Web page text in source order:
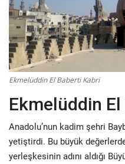
Video
Kültür Sanat
Röportaj
Biyografi
Ulaşım
Ekmelüddin El Baberti Kabri
Ekmelüddin
Anadolu’nun kadim şehri
yetiştirdi. Bu büyük
yerleşkesinin adını aldığı